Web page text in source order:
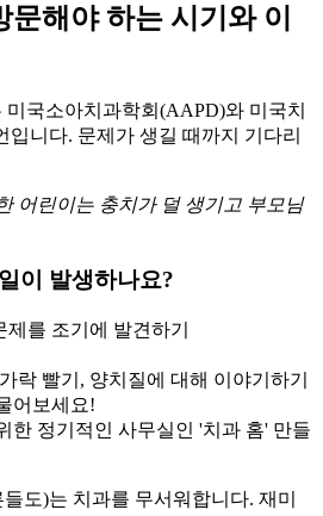
해야 하는 시기와 이
미국소아치과학회(AAPD)와 미국치
니다. 문제가 생길 때까지 기다리
어린이는 충치가 덜 생기고 부모님
이 발생하나요?
를 조기에 발견하기
락 빨기, 양치질에 대해 이야기하기
어보세요!
한 정기적인 사무실인 '치과 홈' 만들
도)는 치과를 무서워합니다. 재미